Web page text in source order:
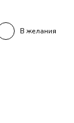
В желания